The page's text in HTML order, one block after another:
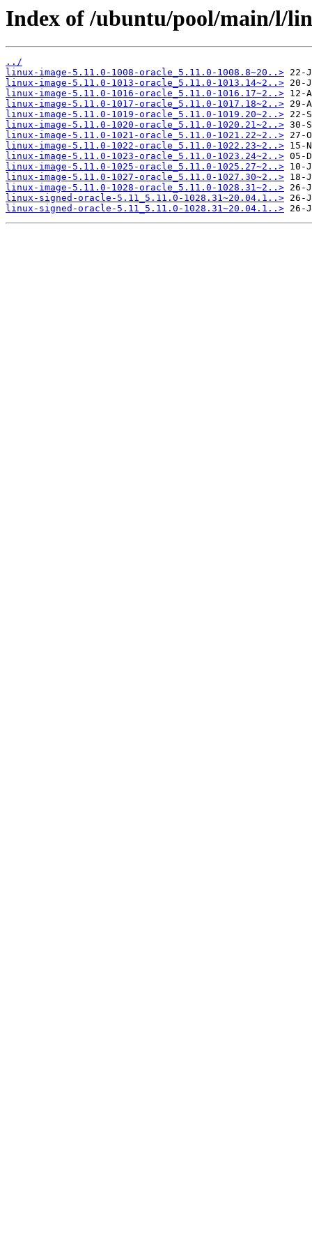
Index of /ubuntu/pool/main/l/
../
linux-image-5.11.0-1008-oracle_5.11.0-1008.8~20..>
linux-image-5.11.0-1013-oracle_5.11.0-1013.14~2..>
linux-image-5.11.0-1016-oracle_5.11.0-1016.17~2..>
linux-image-5.11.0-1017-oracle_5.11.0-1017.18~2..>
linux-image-5.11.0-1019-oracle_5.11.0-1019.20~2..>
linux-image-5.11.0-1020-oracle_5.11.0-1020.21~2..>
linux-image-5.11.0-1021-oracle_5.11.0-1021.22~2..>
linux-image-5.11.0-1022-oracle_5.11.0-1022.23~2..>
linux-image-5.11.0-1023-oracle_5.11.0-1023.24~2..>
linux-image-5.11.0-1025-oracle_5.11.0-1025.27~2..>
linux-image-5.11.0-1027-oracle_5.11.0-1027.30~2..>
linux-image-5.11.0-1028-oracle_5.11.0-1028.31~2..>
linux-signed-oracle-5.11_5.11.0-1028.31~20.04.1..>
linux-signed-oracle-5.11_5.11.0-1028.31~20.04.1..>